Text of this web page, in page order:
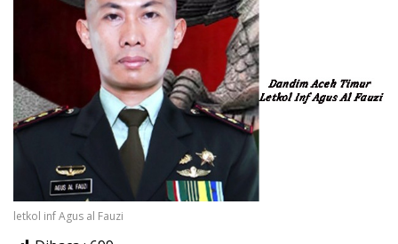
letkol inf Agus al Fauzi